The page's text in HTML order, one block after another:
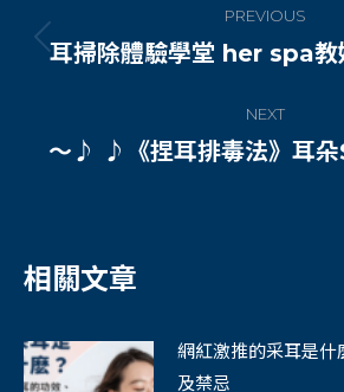
navigation
PREVIOUS
Previous
耳掃除體驗學堂 her spa教
NEXT
Next
～♪ ♪《捏耳排毒法》耳
相關文章
網紅激推的采耳是
及禁忌